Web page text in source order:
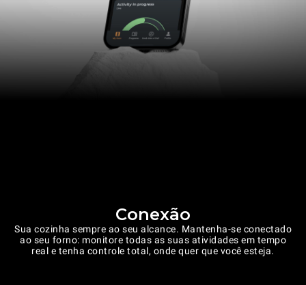
Conexão
Sua cozinha sempre ao seu alcance. Mantenha-se conectado
ao seu forno: monitore todas as suas atividades em tempo
real e tenha controle total, onde quer que você esteja.